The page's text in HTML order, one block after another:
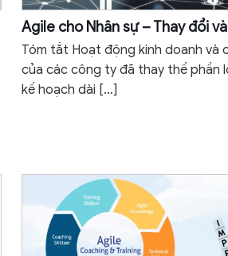
Agile cho Nhân sự – Thay đổi
Tóm tắt Hoạt động kinh doanh và
của các công ty đã thay thế phần
kế hoạch dài […]